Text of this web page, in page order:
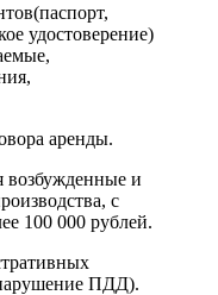
удостоверение)
аренды.
и
с
100 000 рублей.
ПДД).